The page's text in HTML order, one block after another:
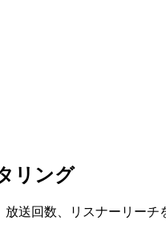
リング
送回数、リスナーリーチ